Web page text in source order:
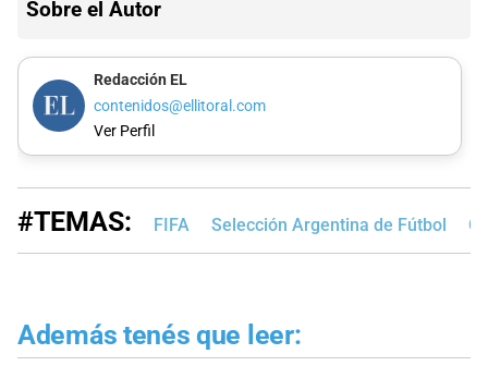
Sobre el Autor
Redacción EL
contenidos@ellitoral.com
Ver Perfil
#TEMAS: FIFA Selección Argentina de Fútbol
Además tenés que leer: